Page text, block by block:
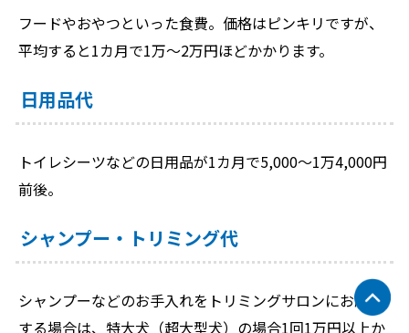
フードやおやつといった食費。価格はピンキリですが、
平均すると1カ月で1万～2万円ほどかかります。
日用品代
トイレシーツなどの日用品が1カ月で5,000～1万4,000円
前後。
シャンプー・トリミング代
シャンプーなどのお手入れをトリミングサロンにお願い
する場合は、特大犬（超大型犬）の場合1回1万円以上か